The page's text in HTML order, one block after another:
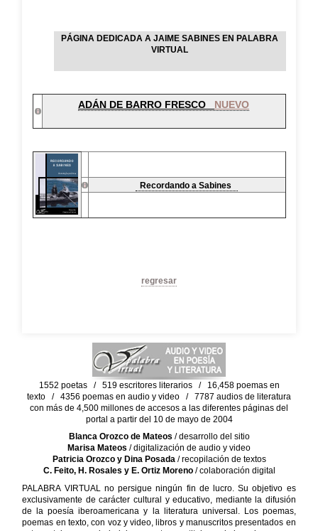
PÁGINA DEDICADA A JAIME SABINES EN PALABRA
VIRTUAL
ADÁN DE BARRO FRESCO NUEVO
Recordando a Sabines
regresar
1552 poetas / 519 escritores literarios / 16,458 poemas en
texto / 4356 poemas en audio y video / 7787 audios de literatura
con más de 4,500 millones de accesos a las diferentes páginas del
portal a partir del 10 de mayo de 2004
Blanca Orozco de Mateos / desarrollo del sitio
Marisa Mateos / digitalización de audio y video
Patricia Orozco y Dina Posada/ recopilación de textos
C. Feito, H. Rosales y E. Ortiz Moreno/ colaboración digital
PALABRA VIRTUAL no persigue ningún fin de lucro. Su objetivo es
exclusivamente de carácter cultural y educativo, mediante la difusión
de la poesía iberoamericana y la literatura universal. Los poemas,
poemas en texto, con voz y video, libros y manuscritos presentados en